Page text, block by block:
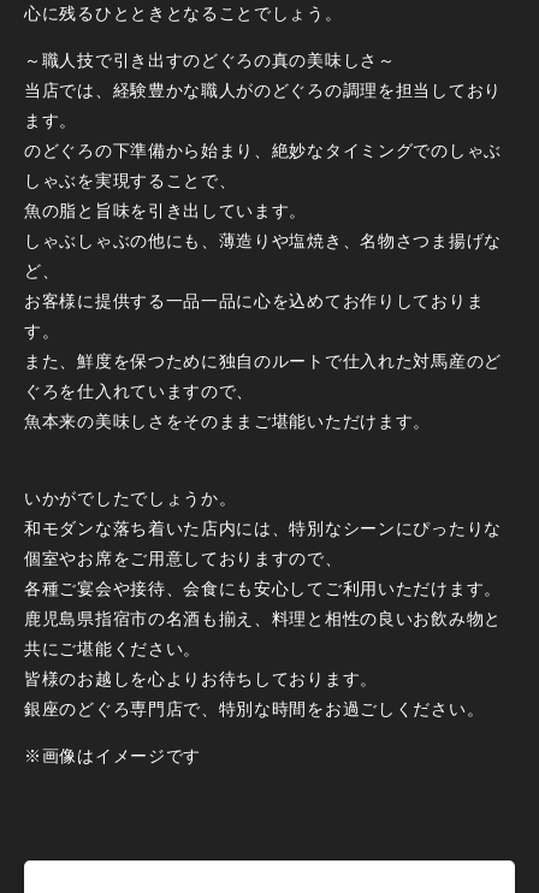
心に残るひとときとなることでしょう。
～職人技で引き出すのどぐろの真の美味しさ～
当店では、経験豊かな職人がのどぐろの調理を担当しており
ます。
のどぐろの下準備から始まり、絶妙なタイミングでのしゃぶ
しゃぶを実現することで、
魚の脂と旨味を引き出しています。
しゃぶしゃぶの他にも、薄造りや塩焼き、名物さつま揚げな
ど、
お客様に提供する一品一品に心を込めてお作りしておりま
す。
また、鮮度を保つために独自のルートで仕入れた対馬産のど
ぐろを仕入れていますので、
魚本来の美味しさをそのままご堪能いただけます。
いかがでしたでしょうか。
和モダンな落ち着いた店内には、特別なシーンにぴったりな
個室やお席をご用意しておりますので、
各種ご宴会や接待、会食にも安心してご利用いただけます。
鹿児島県指宿市の名酒も揃え、料理と相性の良いお飲み物と
共にご堪能ください。
皆様のお越しを心よりお待ちしております。
銀座のどぐろ専門店で、特別な時間をお過ごしください。
※画像はイメージです